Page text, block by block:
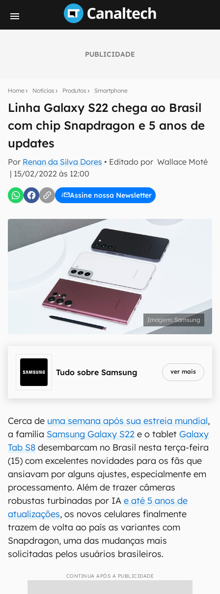
PUBLICIDADE
Home Notícias Produtos Smartphone
Linha Galaxy S22 chega ao Brasil
com chip Snapdragon e 5 anos de
updates
Por Renan da Silva Dores • Editado por Wallace Moté
| 15/02/2022 às 12:00
Assine nossa Newsletter
notícias e reviews sobre tecnologia em primeira
mão.
E-mail
inscreva-se
Confirmo que li, aceito e concordo com os Termos de
Uso e Política de Privacidade do Canaltech.
Samsung
Tudo sobre Samsung ver mais
Cerca de uma semana após sua estreia mundial,
a família Samsung Galaxy S22 e o tablet Galaxy
Tab S8 desembarcam no Brasil nesta terça-feira
(15) com excelentes novidades para os fãs que
ansiavam por alguns ajustes, especialmente em
processamento. Além de trazer câmeras
robustas turbinadas por IA e até 5 anos de
atualizações, os novos celulares finalmente
trazem de volta ao país as variantes com
Snapdragon, uma das mudanças mais
solicitadas pelos usuários brasileiros.
CONTINUA APÓS A PUBLICIDADE